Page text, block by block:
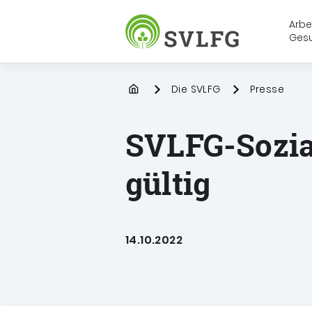
Sozialversicherung für
StartpageDie SVLFG Presse
SVLFG-
gültig
14.10.2022